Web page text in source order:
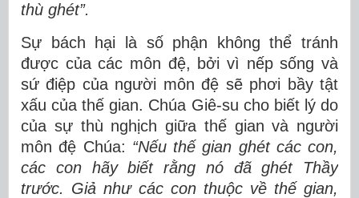
thù ghét”.
Sự bách hại là số phận không thể tránh
được của các môn đệ, bởi vì nếp sống và
sứ điệp của người môn đệ sẽ phơi bầy tật
xấu của thế gian. Chúa Giê-su cho biết lý do
của sự thù nghịch giữa thế gian và người
môn đệ Chúa: “Nếu thế gian ghét các con,
các con hãy biết rằng nó đã ghét Thầy
trước. Giả như các con thuộc về thế gian,